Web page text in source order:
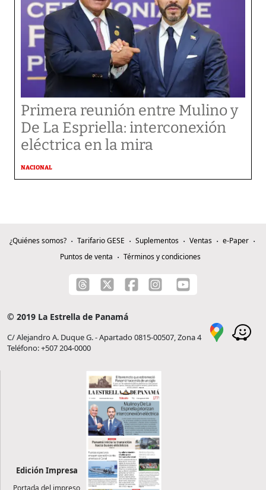
Primera reunión entre Mulino y
De La Espriella: interconexión
eléctrica en la mira
NACIONAL
¿Quiénes somos? Tarifario GESE Suplementos Ventas
e-Paper
Puntos de venta
Términos y condiciones
© 2019 La Estrella de Panamá
C/ Alejandro A. Duque G. - Apartado 0815-00507, Zona 4
Teléfono: +507 204-0000
Edición Impresa
Portada del impreso